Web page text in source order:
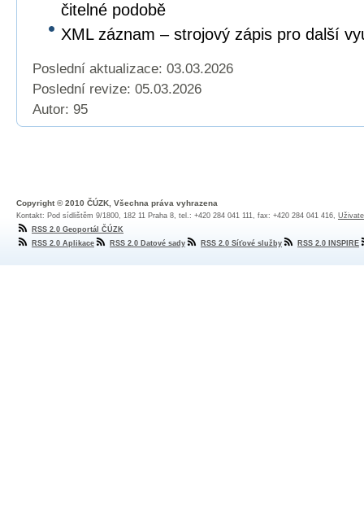
čitelné podobě
XML záznam – strojový zápis pro další
Poslední aktualizace: 03.03.2026
Poslední revize: 05.03.2026
Autor: 95
Copyright © 2010 ČÚZK, Všechna práva vyhrazena
Kontakt: Pod sídlištěm 9/1800, 182 11 Praha 8, tel.: +420 284 041 111, fax: +420 284 041 416,
RSS 2.0 Geoportál ČÚZK
RSS 2.0 Aplikace
RSS 2.0 Datové sady RSS 2.0 Síťové služby RSS 2.0 INSPIRE